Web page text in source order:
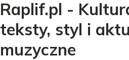
Raplif.pl -
teksty, styl i
muzyczne